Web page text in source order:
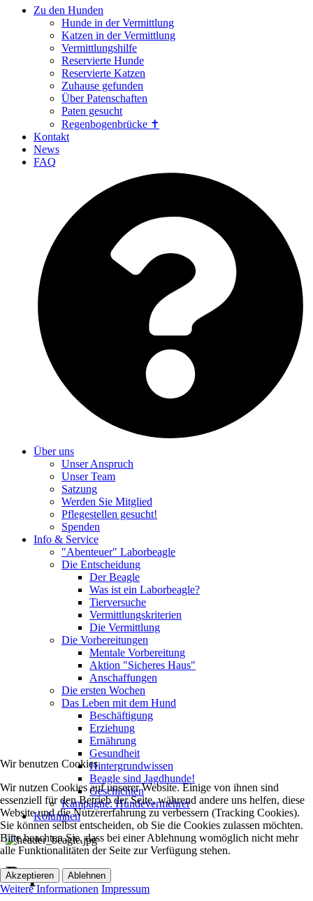
Zu den Hunden
Hunde in der Vermittlung
Katzen in der Vermittlung
Vermittlungshilfe
Reservierte Hunde
Reservierte Katzen
Zuhause gefunden
Über Patenschaften
Paten gesucht
Regenbogenbrücke ✝
Kontakt
News
FAQ
Über uns
Unser Anspruch
Unser Team
Satzung
Werden Sie Mitglied
Pflegestellen gesucht!
Spenden
Info & Service
"Abenteuer" Laborbeagle
Die Entscheidung
Der Beagle
Was ist ein Laborbeagle?
Tierversuche
Vermittlungskriterien
Die Vermittlung
Die Vorbereitungen
Mentale Vorbereitung
Aktion "Sicheres Haus"
Anschaffungen
Die ersten Wochen
Das Leben mit dem Hund
Beschäftigung
Erziehung
Ernährung
Gesundheit
Hintergrundwissen
Beagle sind Jagdhunde!
Geschichten
Kampagne: Hundevermehrer
Kolumnen
Pepe
Wir benutzen Cookies
Wir nutzen Cookies auf unserer Website. Einige von ihnen sind
essenziell für den Betrieb der Seite, während andere uns helfen, diese
Website und die Nutzererfahrung zu verbessern (Tracking Cookies).
Sie können selbst entscheiden, ob Sie die Cookies zulassen möchten.
Bitte beachten Sie, dass bei einer Ablehnung womöglich nicht mehr
alle Funktionalitäten der Seite zur Verfügung stehen.
Akzeptieren Ablehnen
Weitere Informationen Impressum